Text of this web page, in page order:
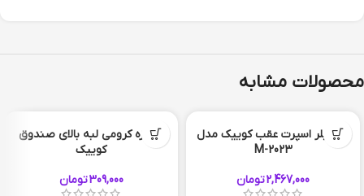
محصولات مشابه
سفید قرمز
اسپویلر اسپرت عقب کوییک مدل
M-2023
2,467,000تومان
نوار زه کرومی لبه بالای صندوق
کوییک
309,000تومان